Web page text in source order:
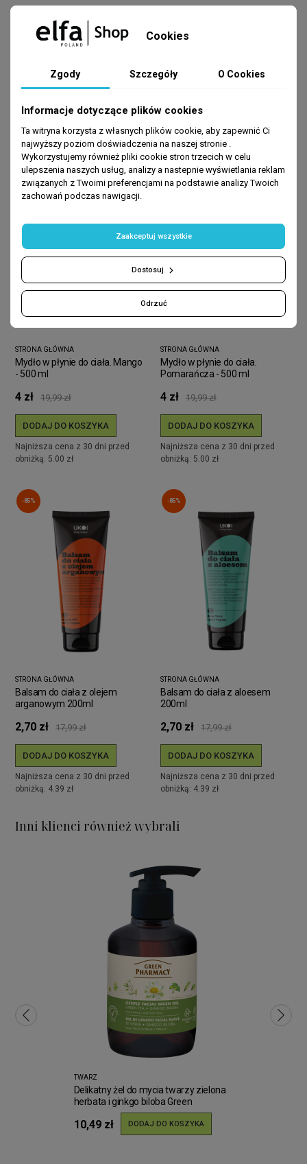
BESTSELLERY
-80%
STRONA GŁÓWNA
Mydło w płynie do ciała. Mango
- 500 ml
4 zł 19,99 zł
DODAJ DO KOSZYKA
Najniższa cena z 30 dni przed
obniżką: 5.00 zł
-80%
STRONA GŁÓWNA
Mydło w płynie do ciała.
Pomarańcza - 500 ml
4 zł 19,99 zł
DODAJ DO KOSZYKA
Najniższa cena z 30 dni przed
obniżką: 5.00 zł
-85%
STRONA GŁÓWNA
Balsam do ciała z olejem
arganowym 200ml
2,70 zł 17,99 zł
DODAJ DO KOSZYKA
Najniższa cena z 30 dni przed
obniżką: 4.39 zł
-85%
STRONA GŁÓWNA
Balsam do ciała z aloesem
200ml
2,70 zł 17,99 zł
DODAJ DO KOSZYKA
Najniższa cena z 30 dni przed
obniżką: 4.39 zł
Inni klienci również wybrali
TWARZ
Delikatny żel do mycia twarzy zielona
herbata i ginkgo biloba Green
Pharmacy 270ml
10,49 zł DODAJ DO KOSZYKA
Cookies
Zgody Szczegóły O Cookies
Informacje dotyczące plików cookies
Ta witryna korzysta z własnych plików cookie, aby zapewnić Ci
najwyższy poziom doświadczenia na naszej stronie .
Wykorzystujemy również pliki cookie stron trzecich w celu
ulepszenia naszych usług, analizy a nastepnie wyświetlania reklam
związanych z Twoimi preferencjami na podstawie analizy Twoich
zachowań podczas nawigacji.
Odrzuć
Dostosuj
Zaakceptuj wszystkie